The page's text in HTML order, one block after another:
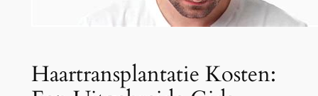
Haartransplantatie Kosten: